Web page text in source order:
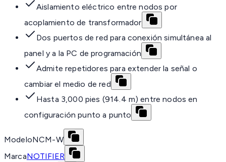
Aislamiento eléctrico entre nodos por
acoplamiento de transformador
Dos puertos de red para conexión simultánea al
panel y a la PC de programación
Admite repetidores para extender la señal o
cambiar el medio de red
Hasta 3,000 pies (914.4 m) entre nodos en
configuración punto a punto
ModeloNCM-W
MarcaNOTIFIER